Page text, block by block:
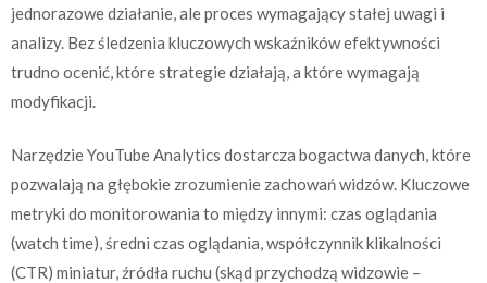
jednorazowe działanie, ale proces wymagający stałej uwagi i
analizy. Bez śledzenia kluczowych wskaźników efektywności
trudno ocenić, które strategie działają, a które wymagają
modyfikacji.
Narzędzie YouTube Analytics dostarcza bogactwa danych, które
pozwalają na głębokie zrozumienie zachowań widzów. Kluczowe
metryki do monitorowania to między innymi: czas oglądania
(watch time), średni czas oglądania, współczynnik klikalności
(CTR) miniatur, źródła ruchu (skąd przychodzą widzowie –